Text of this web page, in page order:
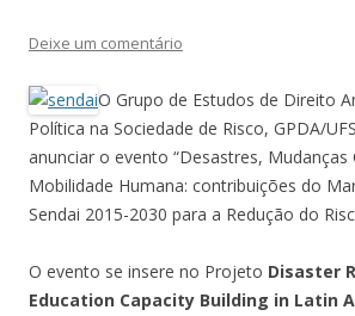
Deixe um comentário
O Grupo de Estudos de Direito
Política na Sociedade de Risco, GPDA/
anunciar o evento “Desastres, Mudanças
Mobilidade Humana: contribuições do
Sendai 2015-2030 para a Redução do
O evento se insere no Projeto Disaster
Education Capacity Building in Latin